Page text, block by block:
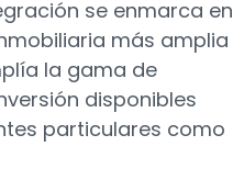
se enmarca en
más amplia
la gama de
disponibles
particulares como